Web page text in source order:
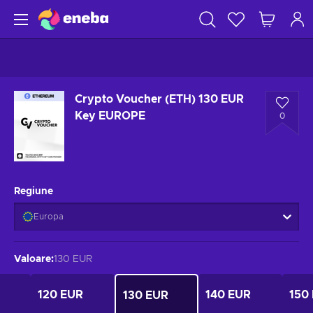
Crypto Voucher (ETH) 130 EUR
Key EUROPE
0
Regiune
Europa
Valoare:130 EUR
120 EUR 130 EUR 140 EUR 150